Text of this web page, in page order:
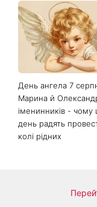
День ангела 7
Марина й
іменинників - чому
день радять
колі рідних